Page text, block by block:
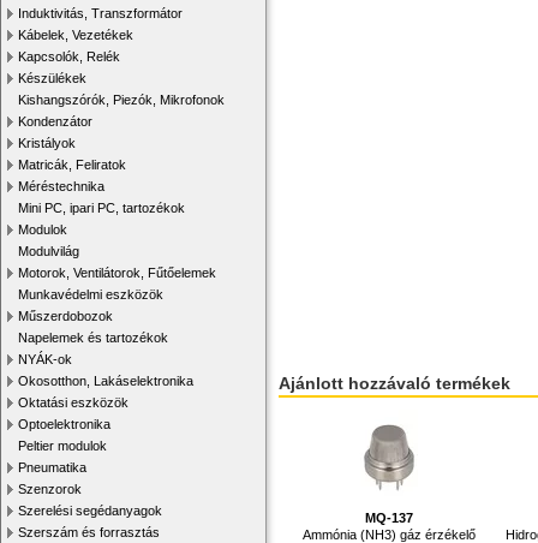
Induktivitás, Transzformátor
Kábelek, Vezetékek
Kapcsolók, Relék
Készülékek
Kishangszórók, Piezók, Mikrofonok
Kondenzátor
Kristályok
Matricák, Feliratok
Méréstechnika
Mini PC, ipari PC, tartozékok
Modulok
Modulvilág
Motorok, Ventilátorok, Fűtőelemek
Munkavédelmi eszközök
Műszerdobozok
Napelemek és tartozékok
NYÁK-ok
Okosotthon, Lakáselektronika
Oktatási eszközök
Optoelektronika
Peltier modulok
Pneumatika
Szenzorok
Szerelési segédanyagok
Szerszám és forrasztás
Ajánlott hozzávaló termékek
MQ-137
Ammónia (NH3) gáz érzékelő